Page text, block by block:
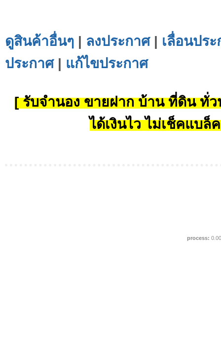
ดูสินค้าอื่นๆ | ลงประกาศ| เลื่อนปร
ประกาศ| แก้ไขประกาศ
[ รับจำนอง ขายฝาก บ้าน ที่ดิน ทั่ว
ได้เงินไว ไม่เช็คแบล็
process: